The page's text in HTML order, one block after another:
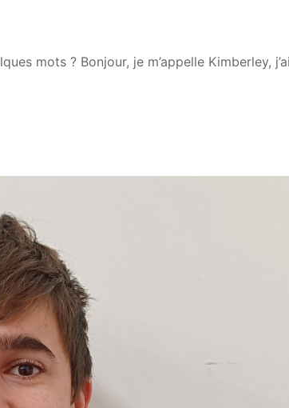
mots ? Bonjour, je m’appelle Kimberley,